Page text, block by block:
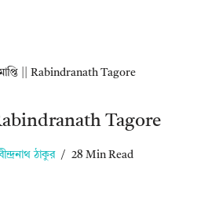
|| Rabindranath Tagore
Tagore
ঠাকুর 28 Min Read